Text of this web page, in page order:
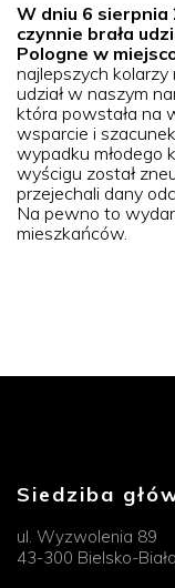
W dniu 6 sierpnia
czynnie brała
Pologne w
najlepszych
udział w naszym
która powstała na
wsparcie i
wypadku młodego
wyścigu został
przejechali dany
Na pewno to
mieszkańców.
Siedziba
ul. Wyzwolenia 89
43-300 Bielsko-Biała